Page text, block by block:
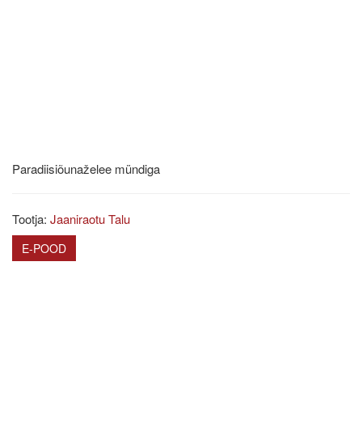
Paradiisiõunaželee mündiga
Tootja: Jaaniraotu Talu
E-POOD